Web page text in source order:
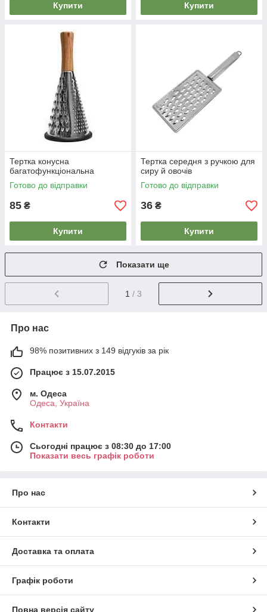
Купити Купити
Тертка конусна
багатофункціональна
Готово до відправки
85 ₴
Купити
Тертка середня з ручкою для
сиру й овочів
Готово до відправки
36 ₴
Купити
Показати ще
1 / 3
Про нас
98% позитивних з 149 відгуків за рік
Працює з 15.07.2015
м. Одеса
Одеса, Україна
Контакти
Сьогодні працює з 08:30 до 17:00
Показати весь графік роботи
Про нас
Контакти
Доставка та оплата
Графік роботи
Повна версія сайту